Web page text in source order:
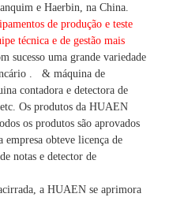
e Haerbin, na China.
de produção e teste
técnica e de gestão mais
sucesso uma grande variedade
& máquina de
contadora e detectora de
etc. Os produtos da HUAEN
os produtos são aprovados
empresa obteve licença de
notas e detector de
a HUAEN se aprimora